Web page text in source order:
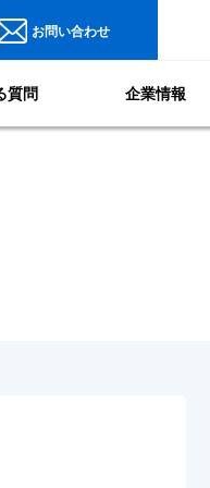
お問い合わせ
質問 企業情報